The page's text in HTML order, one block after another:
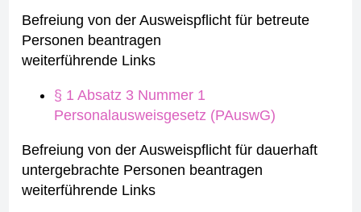
Befreiung von der Ausweispflicht für betreute
Personen beantragen
weiterführende Links
§ 1 Absatz 3 Nummer 1
Personalausweisgesetz (PAuswG)
Befreiung von der Ausweispflicht für dauerhaft
untergebrachte Personen beantragen
weiterführende Links